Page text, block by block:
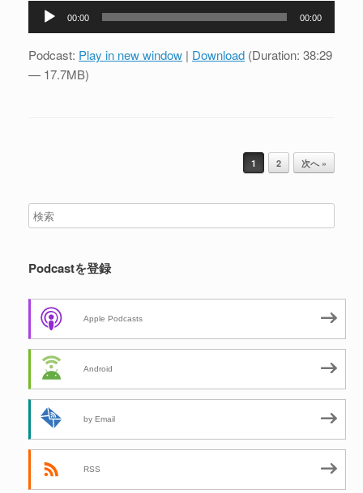
プ
00:00 00:00
Podcast: Play in new window | Download (Duration: 38:29
— 17.7MB)
1 2 次へ »
Podcastを登録
Apple Podcasts
Android
by Email
RSS